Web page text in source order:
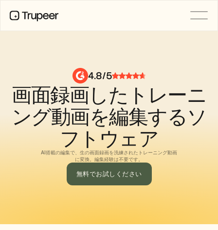
4.8/5
画面録画したトレーニ
ング動画を編集するソ
フトウェア
AI搭載の編集で、生の画面録画を洗練されたトレーニング動画
に変換。編集経験は不要です。
無料でお試しください
ナレッジベース
AIアバター
ブランドキット
共有ページ
AI画面録画
変革を起こすAIチャンピオン